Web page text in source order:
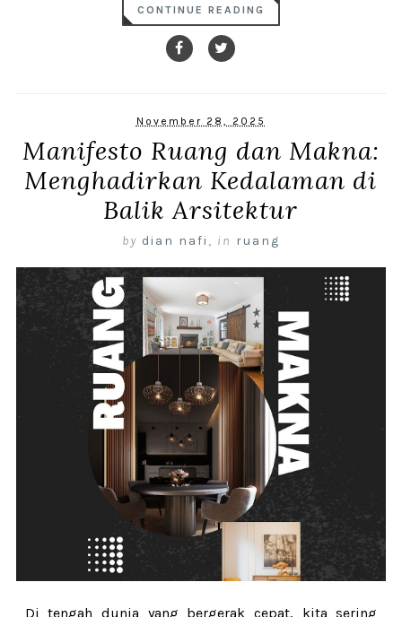
CONTINUE READING
November 28, 2025
Manifesto Ruang dan Makna:
Menghadirkan Kedalaman di
Balik Arsitektur
by dian nafi , in ruang
Di tengah dunia yang bergerak cepat, kita sering